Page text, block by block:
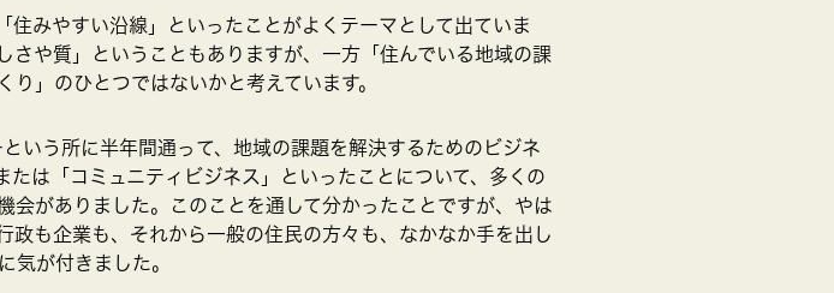
みやすい沿線」といったことがよくテーマとして出ていま
さや質」ということもありますが、一方「住んでいる地域の課
」のひとつではないかと考えています。
いう所に半年間通って、地域の課題を解決するためのビジネ
は「コミュニティビジネス」といったことについて、多くの
会がありました。このことを通して分かったことですが、やは
政も企業も、それから一般の住民の方々も、なかなか手を出し
気が付きました。